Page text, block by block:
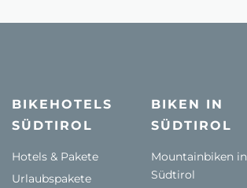
BIKEHOTELS
SÜDTIROL
Hotels & Pakete
Urlaubspakete
BIKEN IN
SÜDTIROL
Mountainbiken in
Südtirol